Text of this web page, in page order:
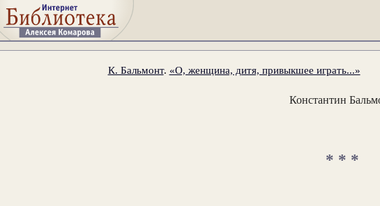
К. Бальмонт. «О, женщина, дитя, привыкшее играть...»
Константин
* * *